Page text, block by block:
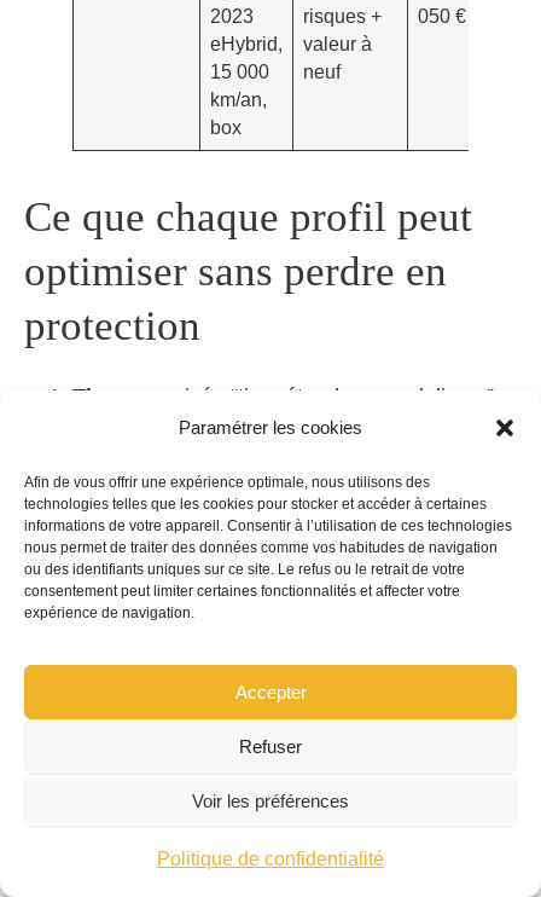
Paramétrer les cookies
Afin de vous offrir une expérience optimale, nous utilisons des
technologies telles que les cookies pour stocker et accéder à certaines
informations de votre appareil. Consentir à l’utilisation de ces technologies
nous permet de traiter des données comme vos habitudes de navigation
ou des identifiants uniques sur ce site. Le refus ou le retrait de votre
consentement peut limiter certaines fonctionnalités et affecter votre
expérience de navigation.
Accepter
Refuser
Voir les préférences
Politique de confidentialité
2023
eHybrid,
15 000
km/an,
box
risques +
valeur à
neuf
050 €
Ce que chaque profil peut
optimiser sans perdre en
protection
Thomas
: visée “tiers étendu + vandalisme”,
etassistance. Parking sécurisé et
gravage vitrages pour remises additionnelles.
Durand: gardertous risquesles 2–3
premières années, relever légèrement la
franchise dommages si besoin pour lisser la
Les deux: comparer trimestriellement les
offres lors des renégociations; faire jouer la
concurrence sur les options (
kilométrage déclaréau plus juste évite